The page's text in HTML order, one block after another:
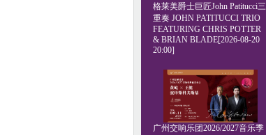
格莱美爵士巨匠John Patitucci三
重奏 JOHN PATITUCCI TRIO
FEATURING CHRIS POTTER
& BRIAN BLADE[2026-08-20
20:00]
广州交响乐团2026/2027音乐季